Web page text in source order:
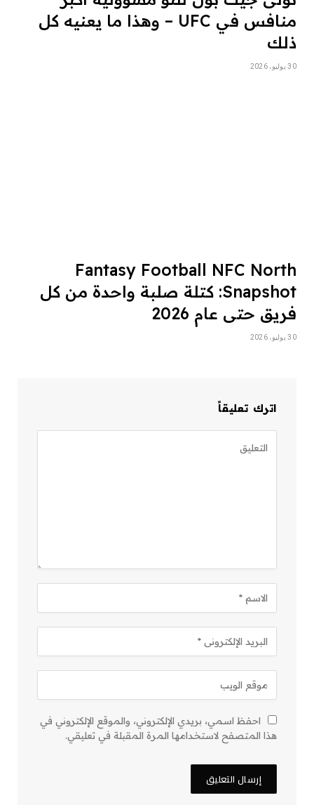
منافس في UFC – وهذا ما يعنيه كل
ذلك
30 يوليو، 2026
Fantasy Football NFC North
Snapshot: كتلة صلبة واحدة من كل
فريق حتى عام 2026
30 يوليو، 2026
اترك تعليقاً
احفظ اسمي، بريدي الإلكتروني، والموقع الإلكتروني في
هذا المتصفح لاستخدامها المرة المقبلة في تعليقي.